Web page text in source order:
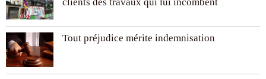
Tout préjudice mérite indemnisation